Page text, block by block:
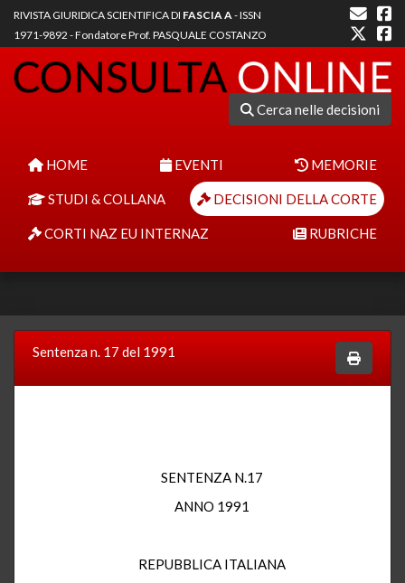
RIVISTA GIURIDICA SCIENTIFICA DI FASCIA A- ISSN
1971-9892 - Fondatore Prof. PASQUALE COSTANZO
Cerca nelle decisioni
HOME EVENTI MEMORIE
STUDI & COLLANA DECISIONI DELLA CORTE
CORTI NAZ EU INTERNAZ RUBRICHE
Sentenza n. 17 del 1991
SENTENZA N.17
ANNO 1991
REPUBBLICA ITALIANA